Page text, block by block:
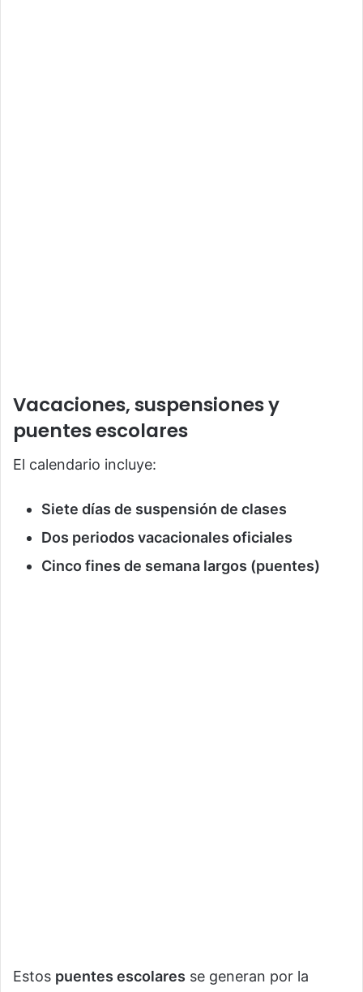
Vacaciones, suspensiones y
puentes escolares
El calendario incluye:
Siete días de suspensión de clases
Dos periodos vacacionales oficiales
Cinco fines de semana largos (puentes)
Estos puentes escolares se generan por la